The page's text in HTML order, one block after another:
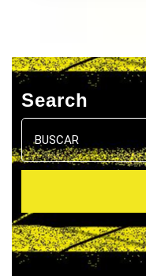
Search
Buscar: